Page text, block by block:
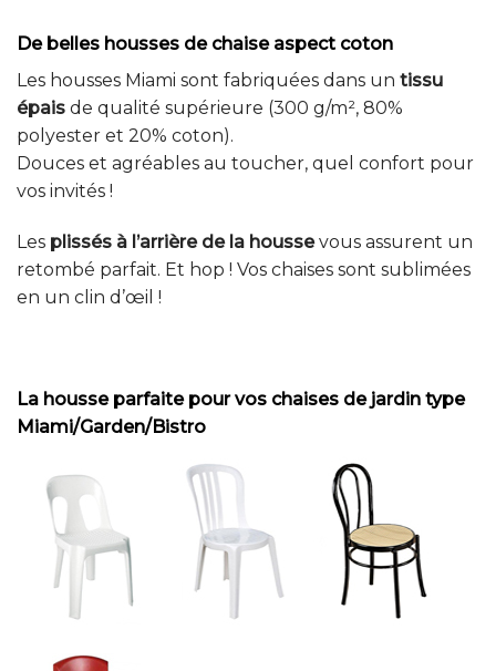
De belles housses de chaise aspect coton
Les housses Miami sont fabriquées dans un tissu
épais de qualité supérieure (300 g/m², 80%
polyester et 20% coton).
Douces et agréables au toucher, quel confort pour
vos invités !
Les plissés à l’arrière de la houssevous assurent un
retombé parfait. Et hop ! Vos chaises sont sublimées
en un clin d’œil !
La housse parfaite pour vos chaises de jardin type
Miami/Garden/Bistro